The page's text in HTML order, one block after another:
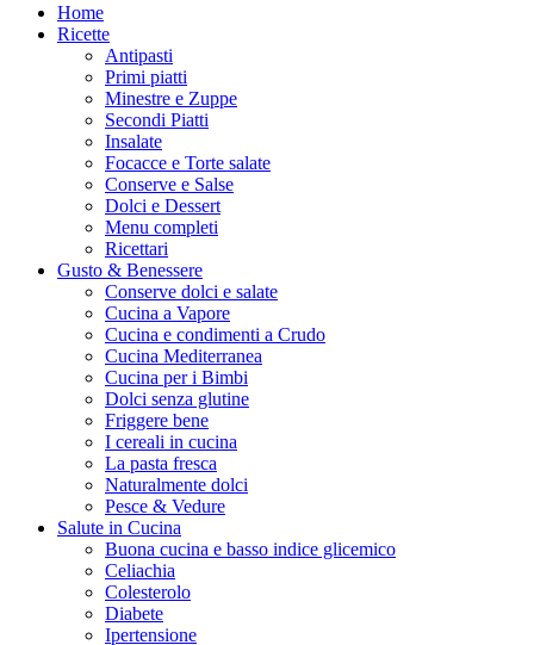
Home
Ricette
Antipasti
Primi piatti
Minestre e Zuppe
Secondi Piatti
Insalate
Focacce e Torte salate
Conserve e Salse
Dolci e Dessert
Menu completi
Ricettari
Gusto & Benessere
Conserve dolci e salate
Cucina a Vapore
Cucina e condimenti a Crudo
Cucina Mediterranea
Cucina per i Bimbi
Dolci senza glutine
Friggere bene
I cereali in cucina
La pasta fresca
Naturalmente dolci
Pesce & Vedure
Salute in Cucina
Buona cucina e basso indice glicemico
Celiachia
Colesterolo
Diabete
Ipertensione